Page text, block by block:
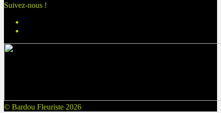
Suivez-nous !
© Bardou Fleuriste 2026